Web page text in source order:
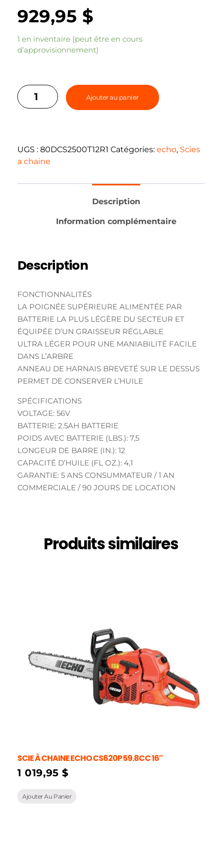
929,95 $
1 en inventaire (peut être en cours
d’approvisionnement)
Ajouter au panier
UGS : 80DCS2500T12R1 Catégories: echo, Scies
a chaine
Description
Information complémentaire
Description
FONCTIONNALITÉS
LA POIGNÉE SUPÉRIEURE ALIMENTÉE PAR
BATTERIE LA PLUS LÉGÈRE DU SECTEUR ET
ÉQUIPÉE D’UN GRAISSEUR RÉGLABLE
ULTRA LÉGER POUR UNE MANIABILITÉ FACILE
DANS L’ARBRE
ANNEAU DE HARNAIS BREVETÉ SUR LE DESSUS
PERMET DE CONSERVER L’HUILE
SPÉCIFICATIONS
VOLTAGE: 56V
BATTERIE: 2.5AH BATTERIE
POIDS AVEC BATTERIE (LBS.): 7,5
LONGEUR DE BARRE (IN.): 12
CAPACITÉ D’HUILE (FL OZ.): 4,1
GARANTIE: 5 ANS CONSUMMATEUR / 1 AN
COMMERCIALE / 90 JOURS DE LOCATION
Produits similaires
SCIE À CHAINE ECHO CS620P 59.8CC 16″
1 019,95$
Ajouter Au Panier